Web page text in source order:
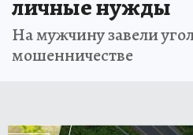
личные нужды
На мужчину завели
мошенничестве